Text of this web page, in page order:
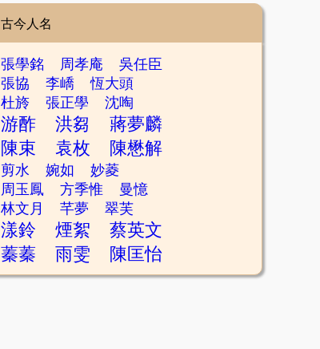
古今人名
張學銘 周孝庵
吳任臣
張協
李嶠
恆大頭
杜旍
張正學 沈啕
游酢 洪芻
蔣夢麟
陳束
袁枚 陳懋解
剪水 婉如
妙菱
周玉鳳
方季惟
曼憶
林文月
芊夢 翠芙
漾鈴 煙絮
蔡英文
蓁蓁
雨雯 陳匡怡